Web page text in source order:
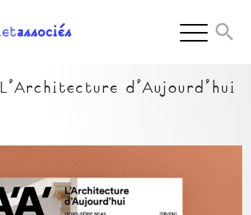
L’Architecture d’Aujourd’hui